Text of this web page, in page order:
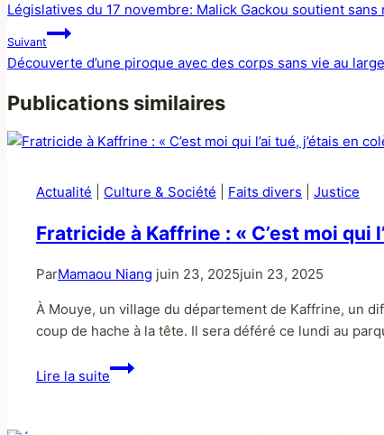
Législatives du 17 novembre: Malick Gackou soutient
Suivant
Découverte d’une piroque avec des corps sans vie au
Publications similaires
Actualité Culture & Société Faits divers Justice
Fratricide à Kaffrine : « C’est moi qui
ParMamaou Niang juin 23, 2025juin 23, 2025
À Mouye, un village du département de Kaffrine, un
coup de hache à la tête. Il sera déféré ce lundi au
Lire la suite